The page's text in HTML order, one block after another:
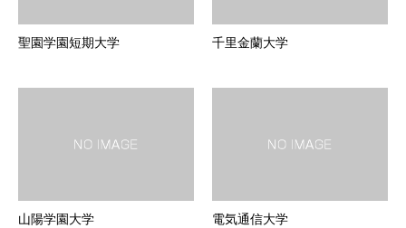
聖園学園短期大学 千里金蘭大学
山陽学園大学 電気通信大学